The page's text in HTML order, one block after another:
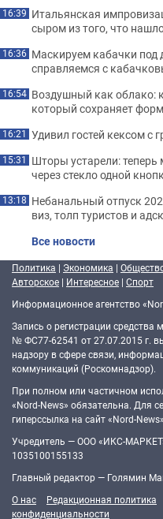
16:39 Итальянская
сыром из того, что
16:36 Маскируем кабачки под
справляемся с
16:54 Воздушный как облако:
который сохраняет
16:21 Удивил гостей кексом с
15:31 Шторы устарели:
через стекло одной
13:18 Небанальный отпуск
виз, толп туристов и
Все новости
Политика | Экономика |
Авторское | Интересное | Спорт
Информационное агентство
Запись о регистрации
№ ФС77-62541 от 27.07.2015 г.
надзору в сфере связи,
коммуникаций (Роскомнадзор).
При полном или частичном
«Nord-News» обязательна. Для
гиперссылка на сайт «Nord-
Учредитель — ООО «ИКС-
1035100155133
Главный редактор — Голямин
О нас
Редакционная политика
конфиденциальности